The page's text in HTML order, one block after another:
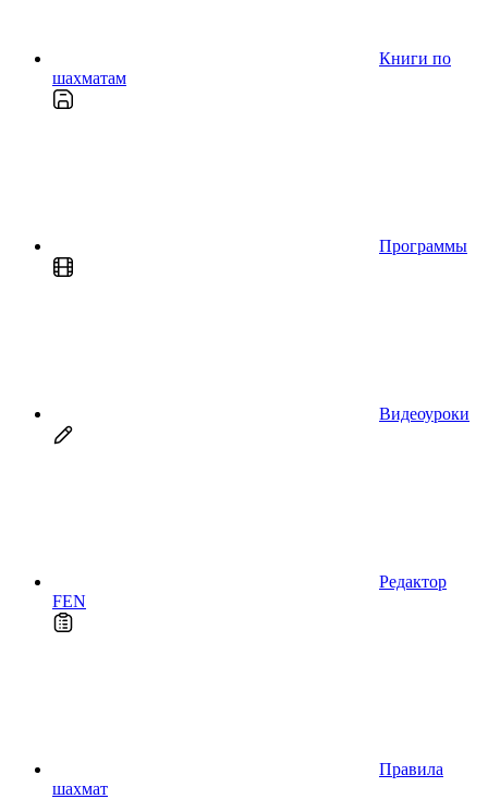
Книги по
шахматам
Программы
Видеоуроки
Редактор
FEN
Правила
шахмат